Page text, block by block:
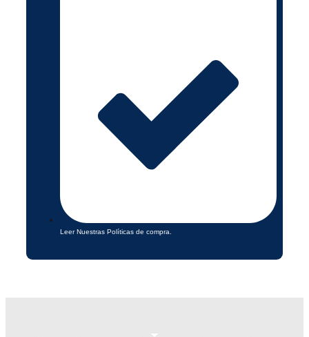
Leer Nuestras Políticas de compra.